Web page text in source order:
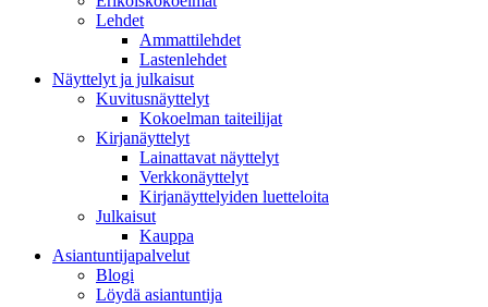
Lehdet
Ammattilehdet
Lastenlehdet
Näyttelyt ja julkaisut
Kuvitusnäyttelyt
Kokoelman taiteilijat
Kirjanäyttelyt
Lainattavat näyttelyt
Verkkonäyttelyt
Kirjanäyttelyiden luetteloita
Julkaisut
Kauppa
Asiantuntija­palvelut
Blogi
Löydä asiantuntija